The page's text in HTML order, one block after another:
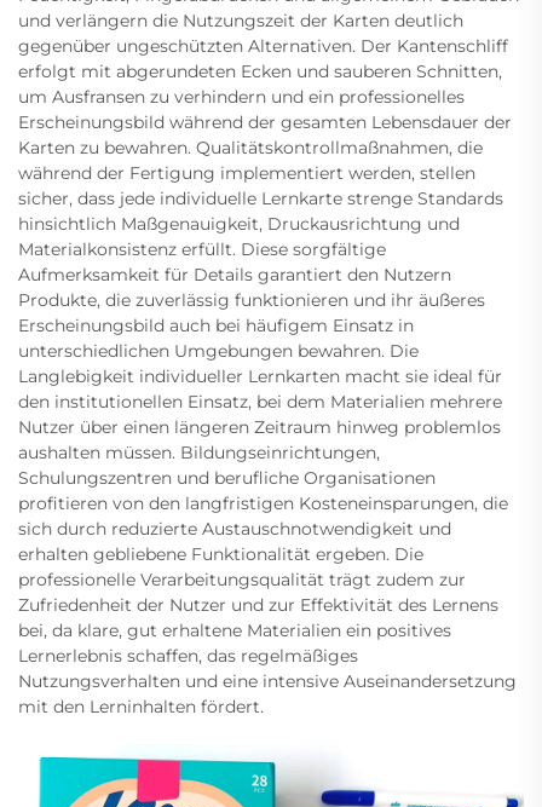
und verlängern die Nutzungszeit der Karten deutlich
gegenüber ungeschützten Alternativen. Der Kantenschliff
erfolgt mit abgerundeten Ecken und sauberen Schnitten,
um Ausfransen zu verhindern und ein professionelles
Erscheinungsbild während der gesamten Lebensdauer der
Karten zu bewahren. Qualitätskontrollmaßnahmen, die
während der Fertigung implementiert werden, stellen
sicher, dass jede individuelle Lernkarte strenge Standards
hinsichtlich Maßgenauigkeit, Druckausrichtung und
Materialkonsistenz erfüllt. Diese sorgfältige
Aufmerksamkeit für Details garantiert den Nutzern
Produkte, die zuverlässig funktionieren und ihr äußeres
Erscheinungsbild auch bei häufigem Einsatz in
unterschiedlichen Umgebungen bewahren. Die
Langlebigkeit individueller Lernkarten macht sie ideal für
den institutionellen Einsatz, bei dem Materialien mehrere
Nutzer über einen längeren Zeitraum hinweg problemlos
aushalten müssen. Bildungseinrichtungen,
Schulungszentren und berufliche Organisationen
profitieren von den langfristigen Kosteneinsparungen, die
sich durch reduzierte Austauschnotwendigkeit und
erhalten gebliebene Funktionalität ergeben. Die
professionelle Verarbeitungsqualität trägt zudem zur
Zufriedenheit der Nutzer und zur Effektivität des Lernens
bei, da klare, gut erhaltene Materialien ein positives
Lernerlebnis schaffen, das regelmäßiges
Nutzungsverhalten und eine intensive Auseinandersetzung
mit den Lerninhalten fördert.